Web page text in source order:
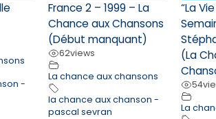
-
France 2 – 1999 – La
Chance aux Chansons
(Début manquant)
62views
La chance aux chansons
la chance aux chanson -
pascal sevran
“La
(La
54
La